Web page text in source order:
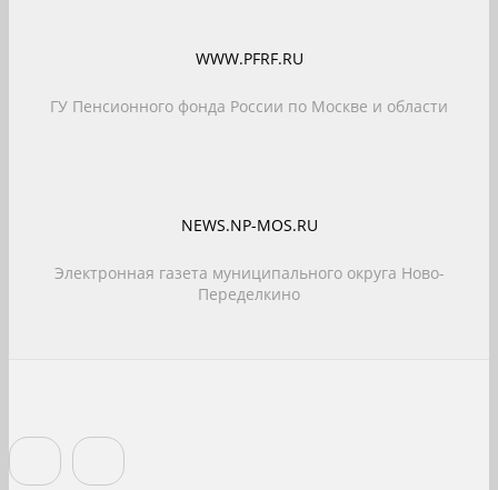
WWW.PFRF.RU
ГУ Пенсионного фонда России по Москве и области
NEWS.NP-MOS.RU
Электронная газета муниципального округа Ново-
Переделкино